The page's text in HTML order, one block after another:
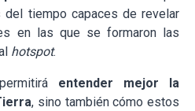
del tiempo capaces de revelar
en las que se formaron las
hotspot.
entender mejor la
, sino también cómo estos